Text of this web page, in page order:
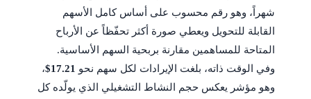
شهراً، وهو رقم محسوب على أساس كامل الأسهم
القابلة للتحويل ويعطي صورة أكثر تحفّظاً عن الأرباح
المتاحة للمساهمين مقارنة بربحية السهم الأساسية.
وفي الوقت ذاته، بلغت الإيرادات لكل سهم نحو $17.21،
وهو مؤشر يعكس حجم النشاط التشغيلي الذي يولّده كل